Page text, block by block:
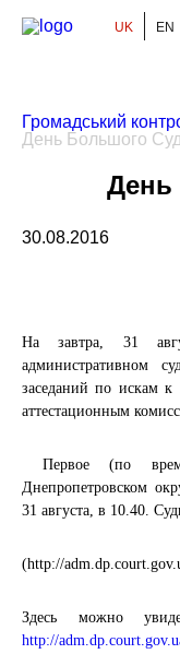
Громадський
UK EN
Громадський
День Большого
День
30.08.2016
На завтра, 31
административном
заседаний по искам
аттестационным
Первое (по
Днепропетровском
31 августа, в 10.40.
(http://
Здесь можно
http://